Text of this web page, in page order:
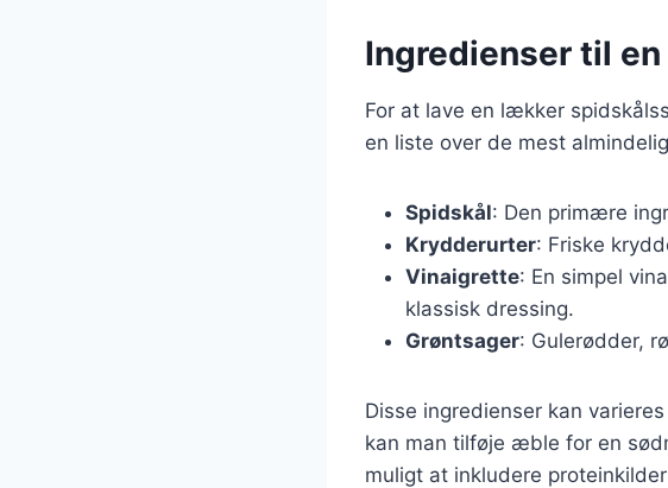
Ingredienser til
For at lave en lækker
en liste over de mest
Spidskål: Den primære
Krydderurter: Friske
Vinaigrette: En simpel
klassisk dressing.
Grøntsager: Gulerødder,
Disse ingredienser kan
kan man tilføje æble for en
muligt at inkludere